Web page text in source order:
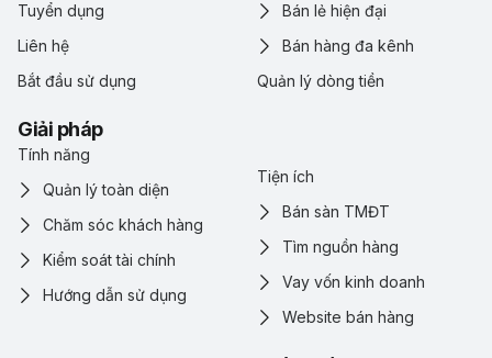
Tuyển dụng
Liên hệ
Bắt đầu sử dụng
Bán lẻ hiện đại
Bán hàng đa kênh
Quản lý dòng tiền
Giải pháp
Tính năng
Quản lý toàn diện
Chăm sóc khách hàng
Kiểm soát tài chính
Hướng dẫn sử dụng
Tiện ích
Bán sàn TMĐT
Tìm nguồn hàng
Vay vốn kinh doanh
Website bán hàng